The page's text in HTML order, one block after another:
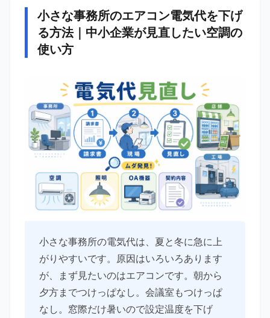
小さな事務所のエアコン電気代を下げ
る方法｜中小企業が見直したい空調の
使い方
小さな事務所の電気代は、夏と冬に急に上
がりやすいです。原因はいろいろあります
が、まず見たいのはエアコンです。朝から
夕方までつけっぱなし。会議室もつけっぱ
なし。窓際だけ暑いので設定温度を下げ